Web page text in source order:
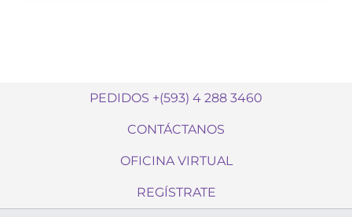
PEDIDOS +(593) 4 288 3460
CONTÁCTANOS
OFICINA VIRTUAL
REGÍSTRATE